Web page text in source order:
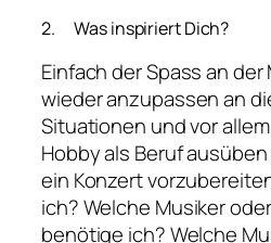
2. Was inspiriert Dich?
Einfach der Spass an
wieder anzupassen an
Situationen und vor
Hobby als Beruf
ein Konzert
ich? Welche Musiker
benötige ich? Welche